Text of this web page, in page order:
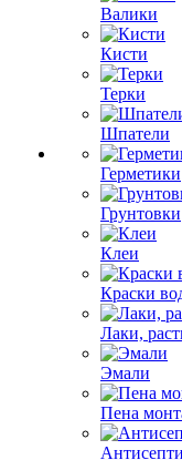
Валики
Кисти
Терки
Шпатели
Герметики
Грунтовки
Клеи
Краски
Лаки,
Эмали
Пена